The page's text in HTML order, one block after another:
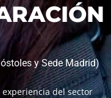
y Sede Madrid)
del sector